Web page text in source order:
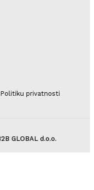
privatnosti
GLOBAL d.o.o.